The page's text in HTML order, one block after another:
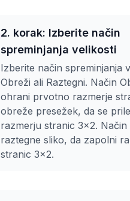
2. korak: Izberite način
spreminjanja velikosti
Izberite način spreminjanja
Obreži ali Raztegni. Način
ohrani prvotno razmerje
obreže presežek, da se
razmerju stranic 3x2. Način
raztegne sliko, da zapolni
stranic 3x2.